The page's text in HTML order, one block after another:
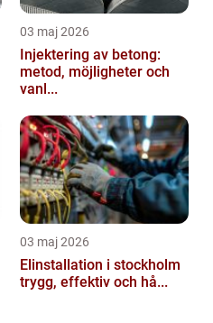
03 maj 2026
Injektering av betong:
metod, möjligheter och
vanl...
03 maj 2026
Elinstallation i stockholm
trygg, effektiv och hå...